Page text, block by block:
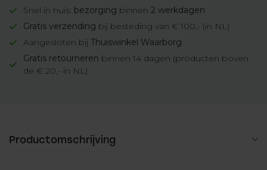
Snel in huis: bezorging binnen 2 werkdagen
Gratis verzending bij besteding van € 100,- (in NL)
Aangesloten bij Thuiswinkel Waarborg
Gratis retourneren binnen 14 dagen (producten boven
de € 20,- in NL)
Productomschrijving